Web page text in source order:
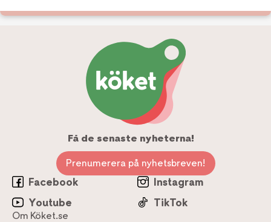
Få de senaste nyheterna!
Prenumerera på nyhetsbreven!
Facebook
Instagram
Youtube
TikTok
Om Köket.se